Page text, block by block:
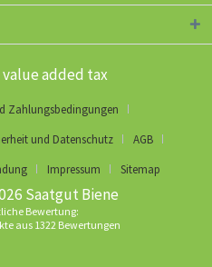
added tax
Zahlungsbedingungen
und Datenschutz
AGB
Impressum Sitemap
Saatgut Biene
Bewertung:
aus 1322 Bewertungen